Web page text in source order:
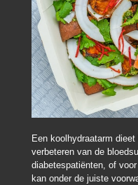
Een koolhydraatarm
verbeteren van de
diabetespatiënten, of
kan onder de juiste